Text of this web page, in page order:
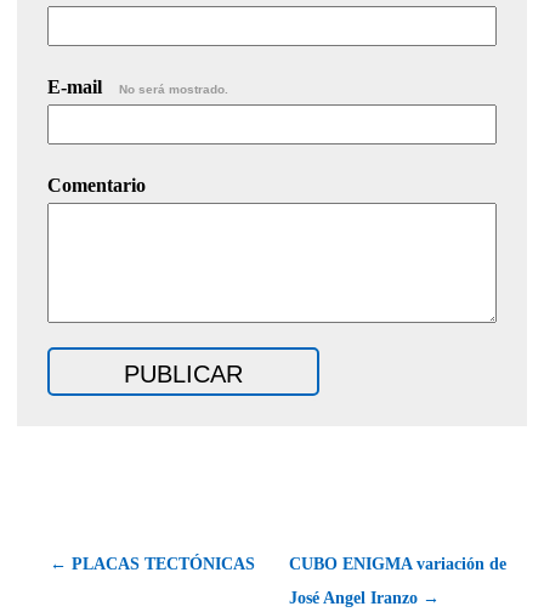
E-mail No será mostrado.
Comentario
← PLACAS TECTÓNICAS
CUBO ENIGMA variación de
José Angel Iranzo →